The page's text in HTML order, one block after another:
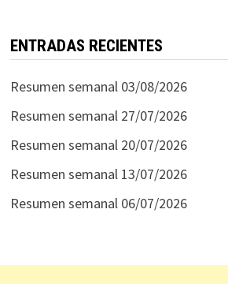
ENTRADAS RECIENTES
Resumen semanal 03/08/2026
Resumen semanal 27/07/2026
Resumen semanal 20/07/2026
Resumen semanal 13/07/2026
Resumen semanal 06/07/2026